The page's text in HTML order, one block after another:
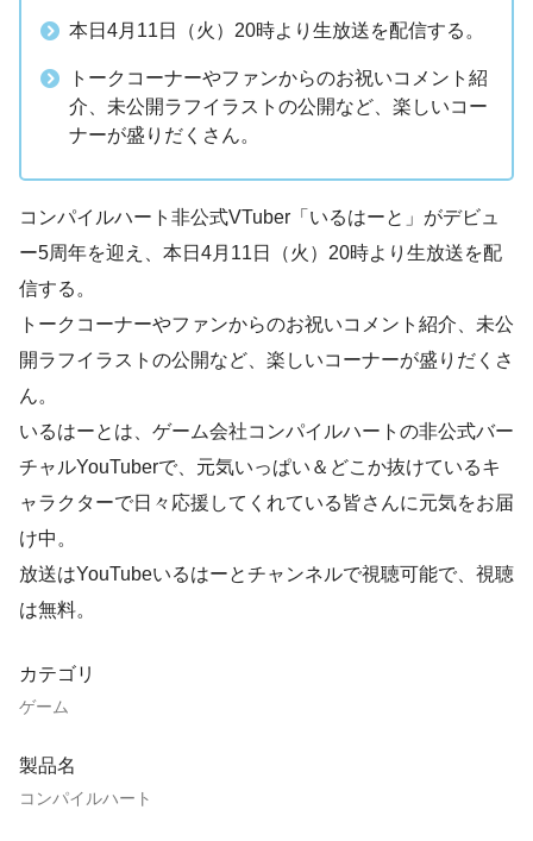
本日4月11日（火）20時より生放送を配信する。
トークコーナーやファンからのお祝いコメント紹
介、未公開ラフイラストの公開など、楽しいコー
ナーが盛りだくさん。
コンパイルハート非公式VTuber「いるはーと」がデビュ
ー5周年を迎え、本日4月11日（火）20時より生放送を配
信する。
トークコーナーやファンからのお祝いコメント紹介、未公
開ラフイラストの公開など、楽しいコーナーが盛りだくさ
ん。
いるはーとは、ゲーム会社コンパイルハートの非公式バー
チャルYouTuberで、元気いっぱい＆どこか抜けているキ
ャラクターで日々応援してくれている皆さんに元気をお届
け中。
放送はYouTubeいるはーとチャンネルで視聴可能で、視聴
は無料。
カテゴリ
ゲーム
製品名
コンパイルハート